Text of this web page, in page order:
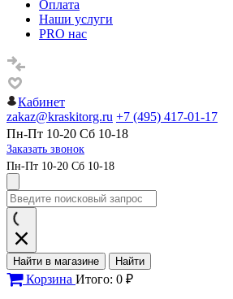
Оплата
Наши услуги
PRO нас
Кабинет
zakaz@kraskitorg.ru +7 (495) 417-01-17
Пн-Пт 10-20 Сб 10-18
Заказать звонок
Пн-Пт 10-20 Сб 10-18
Найти в магазине Найти
Корзина Итого: 0 ₽